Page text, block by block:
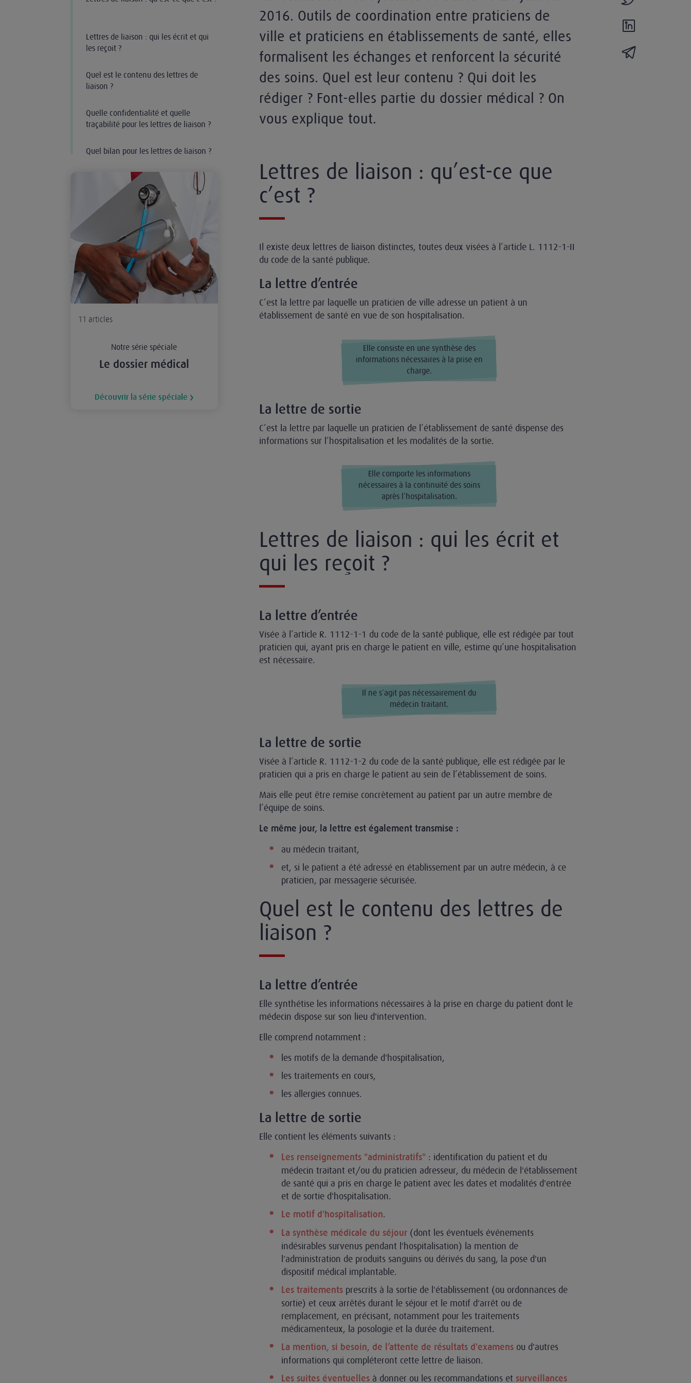
Lettres de liaison : qui les écrit et qui
les reçoit ?
Quel est le contenu des lettres de
liaison ?
Quelle confidentialité et quelle
traçabilité pour les lettres de liaison ?
Quel bilan pour les lettres de liaison ?
Le dossier médical
11 articles
Notre série spéciale
Le dossier médical
Découvrir la série spéciale
2016. Outils de coordination entre praticiens de
ville et praticiens en établissements de santé, elles
formalisent les échanges et renforcent la sécurité
des soins. Quel est leur contenu ? Qui doit les
rédiger ? Font-elles partie du dossier médical ? On
vous explique tout.
Lettres de liaison : qu’est-ce que
c’est ?
Il existe deux lettres de liaison distinctes, toutes deux visées à l’article L. 1112-1-II
du code de la santé publique.
La lettre d’entrée
C’est la lettre par laquelle un praticien de ville adresse un patient à un
établissement de santé en vue de son hospitalisation.
Elle consiste en une synthèse des
informations nécessaires à la prise en
charge.
La lettre de sortie
C’est la lettre par laquelle un praticien de l’établissement de santé dispense des
informations sur l’hospitalisation et les modalités de la sortie.
Elle comporte les informations
nécessaires à la continuité des soins
après l’hospitalisation.
Lettres de liaison : qui les écrit et
qui les reçoit ?
La lettre d’entrée
Visée à l’article R. 1112-1-1 du code de la santé publique, elle est rédigée par tout
praticien qui, ayant pris en charge le patient en ville, estime qu’une hospitalisation
est nécessaire.
Il ne s’agit pas nécessairement du
médecin traitant.
La lettre de sortie
Visée à l’article R. 1112-1-2 du code de la santé publique, elle est rédigée par le
praticien qui a pris en charge le patient au sein de l’établissement de soins.
Mais elle peut être remise concrètement au patient par un autre membre de
l’équipe de soins.
Le même jour, la lettre est également transmise :
au médecin traitant,
et, si le patient a été adressé en établissement par un autre médecin, à ce
praticien, par messagerie sécurisée.
Quel est le contenu des lettres de
liaison ?
La lettre d’entrée
Elle synthétise les informations nécessaires à la prise en charge du patient dont le
médecin dispose sur son lieu d'intervention.
Elle comprend notamment :
les motifs de la demande d'hospitalisation,
les traitements en cours,
les allergies connues.
La lettre de sortie
Elle contient les éléments suivants :
Les renseignements "administratifs" : identification du patient et du
médecin traitant et/ou du praticien adresseur, du médecin de l'établissement
de santé qui a pris en charge le patient avec les dates et modalités d'entrée
et de sortie d'hospitalisation.
Le motif d'hospitalisation.
La synthèse médicale du séjour(dont les éventuels événements
indésirables survenus pendant l'hospitalisation) la mention de
l'administration de produits sanguins ou dérivés du sang, la pose d'un
dispositif médical implantable.
Les traitementsprescrits à la sortie de l'établissement (ou ordonnances de
sortie) et ceux arrêtés durant le séjour et le motif d'arrêt ou de
remplacement, en précisant, notamment pour les traitements
médicamenteux, la posologie et la durée du traitement.
La mention, si besoin, de l’attente de résultats d'examensou d'autres
informations qui compléteront cette lettre de liaison.
Les suites éventuellesà donner ou les recommandations et surveillances